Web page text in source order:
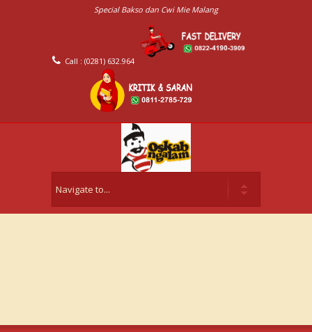
Special Bakso dan Cwi Mie Malang
Call : (0281) 632.964